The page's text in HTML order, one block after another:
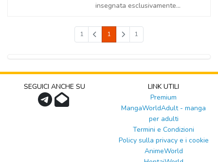
insegnata esclusivamente...
1 1 1
SEGUICI ANCHE SU
LINK UTILI
Premium
MangaWorldAdult - manga
per adulti
Termini e Condizioni
Policy sulla privacy e i cookie
AnimeWorld